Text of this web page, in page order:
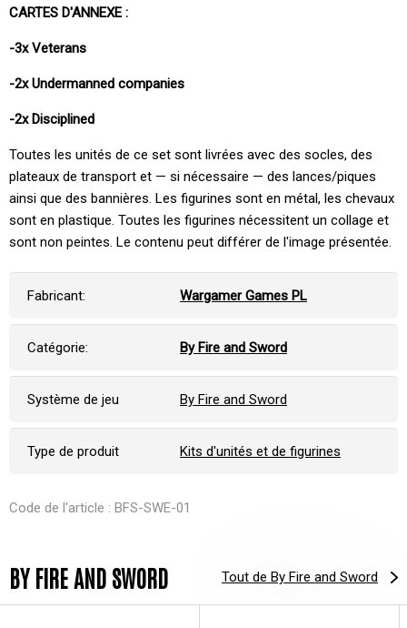
CARTES D'ANNEXE :
-3x Veterans
-2x Undermanned companies
-2x Disciplined
Toutes les unités de ce set sont livrées avec des socles, des
plateaux de transport et — si nécessaire — des lances/piques
ainsi que des bannières. Les figurines sont en métal, les chevaux
sont en plastique. Toutes les figurines nécessitent un collage et
sont non peintes. Le contenu peut différer de l'image présentée.
Fabricant: Wargamer Games PL
Catégorie: By Fire and Sword
Système de jeu By Fire and Sword
Type de produit Kits d'unités et de figurines
Code de l'article : BFS-SWE-01
BY FIRE AND SWORD Tout de By Fire and Sword